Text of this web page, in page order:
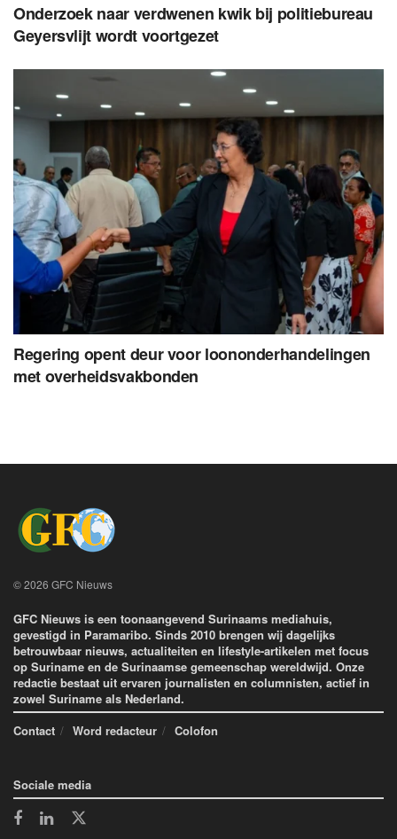
Onderzoek naar verdwenen kwik bij politiebureau
Geyersvlijt wordt voortgezet
Regering opent deur voor loononderhandelingen
met overheidsvakbonden
© 2026 GFC Nieuws
GFC Nieuws is een toonaangevend Surinaams mediahuis,
gevestigd in Paramaribo. Sinds 2010 brengen wij dagelijks
betrouwbaar nieuws, actualiteiten en lifestyle-artikelen met focus
op Suriname en de Surinaamse gemeenschap wereldwijd. Onze
redactie bestaat uit ervaren journalisten en columnisten, actief in
zowel Suriname als Nederland.
Contact
Word redacteur Colofon
Sociale media